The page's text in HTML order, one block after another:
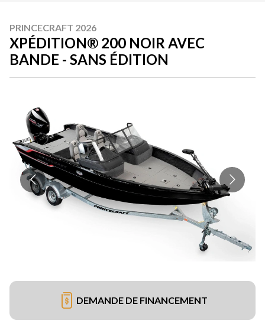
PRINCECRAFT 2026
XPÉDITION® 200 NOIR AVEC
BANDE - SANS ÉDITION
DEMANDE DE FINANCEMENT